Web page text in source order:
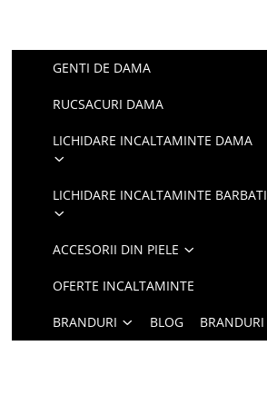
GENTI DE DAMA
RUCSACURI DAMA
LICHIDARE INCALTAMINTE DAMA
LICHIDARE INCALTAMINTE BARBATI
ACCESORII DIN PIELE
OFERTE INCALTAMINTE
BRANDURI BLOG BRANDURI